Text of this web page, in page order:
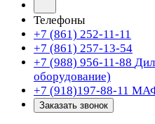
Телефоны
+7 (861) 252-11-11
+7 (861) 257-13-54
+7 (988) 956-11-88
оборудование)
+7 (918)197-88-11
Заказать звонок